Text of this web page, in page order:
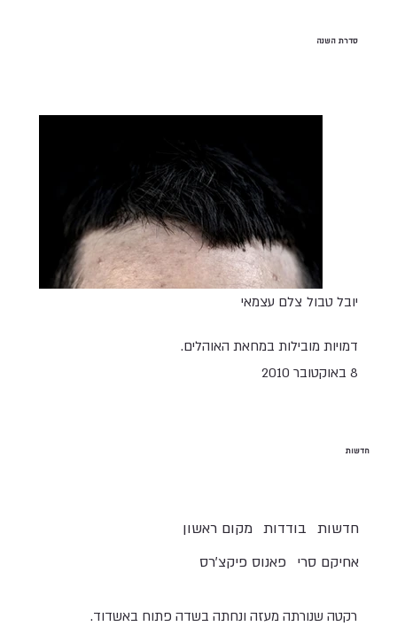
סדרת השנה
יובל טבול צלם עצמאי
דמויות מובילות במחאת האוהלים.
8 באוקטובר 2010
חדשות
מקום ראשון בודדות חדשות
פאנוס פיקצ'רס אחיקם סרי
רקטה שנורתה מעזה ונחתה בשדה פתוח באשדוד.